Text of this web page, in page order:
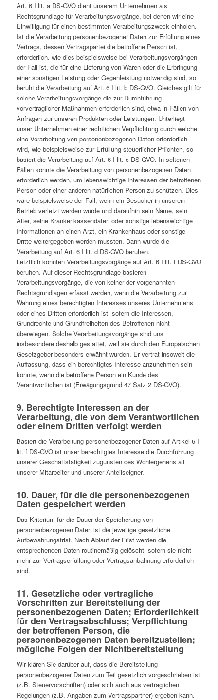
Art. 6 I lit. a DS-GVO dient unserem Unternehmen als
Rechtsgrundlage für Verarbeitungsvorgänge, bei denen wir eine
Einwilligung für einen bestimmten Verarbeitungszweck einholen.
Ist die Verarbeitung personenbezogener Daten zur Erfüllung eines
Vertrags, dessen Vertragspartei die betroffene Person ist,
erforderlich, wie dies beispielsweise bei Verarbeitungsvorgängen
der Fall ist, die für eine Lieferung von Waren oder die Erbringung
einer sonstigen Leistung oder Gegenleistung notwendig sind, so
beruht die Verarbeitung auf Art. 6 I lit. b DS-GVO. Gleiches gilt für
solche Verarbeitungsvorgänge die zur Durchführung
vorvertraglicher Maßnahmen erforderlich sind, etwa in Fällen von
Anfragen zur unseren Produkten oder Leistungen. Unterliegt
unser Unternehmen einer rechtlichen Verpflichtung durch welche
eine Verarbeitung von personenbezogenen Daten erforderlich
wird, wie beispielsweise zur Erfüllung steuerlicher Pflichten, so
basiert die Verarbeitung auf Art. 6 I lit. c DS-GVO. In seltenen
Fällen könnte die Verarbeitung von personenbezogenen Daten
erforderlich werden, um lebenswichtige Interessen der betroffenen
Person oder einer anderen natürlichen Person zu schützen. Dies
wäre beispielsweise der Fall, wenn ein Besucher in unserem
Betrieb verletzt werden würde und daraufhin sein Name, sein
Alter, seine Krankenkassendaten oder sonstige lebenswichtige
Informationen an einen Arzt, ein Krankenhaus oder sonstige
Dritte weitergegeben werden müssten. Dann würde die
Verarbeitung auf Art. 6 I lit. d DS-GVO beruhen.
Letztlich könnten Verarbeitungsvorgänge auf Art. 6 I lit. f DS-GVO
beruhen. Auf dieser Rechtsgrundlage basieren
Verarbeitungsvorgänge, die von keiner der vorgenannten
Rechtsgrundlagen erfasst werden, wenn die Verarbeitung zur
Wahrung eines berechtigten Interesses unseres Unternehmens
oder eines Dritten erforderlich ist, sofern die Interessen,
Grundrechte und Grundfreiheiten des Betroffenen nicht
überwiegen. Solche Verarbeitungsvorgänge sind uns
insbesondere deshalb gestattet, weil sie durch den Europäischen
Gesetzgeber besonders erwähnt wurden. Er vertrat insoweit die
Auffassung, dass ein berechtigtes Interesse anzunehmen sein
könnte, wenn die betroffene Person ein Kunde des
Verantwortlichen ist (Erwägungsgrund 47 Satz 2 DS-GVO).
9. Berechtigte Interessen an der
Verarbeitung, die von dem Verantwortlichen
oder einem Dritten verfolgt werden
Basiert die Verarbeitung personenbezogener Daten auf Artikel 6 I
lit. f DS-GVO ist unser berechtigtes Interesse die Durchführung
unserer Geschäftstätigkeit zugunsten des Wohlergehens all
unserer Mitarbeiter und unserer Anteilseigner.
10. Dauer, für die die personenbezogenen
Daten gespeichert werden
Das Kriterium für die Dauer der Speicherung von
personenbezogenen Daten ist die jeweilige gesetzliche
Aufbewahrungsfrist. Nach Ablauf der Frist werden die
entsprechenden Daten routinemäßig gelöscht, sofern sie nicht
mehr zur Vertragserfüllung oder Vertragsanbahnung erforderlich
sind.
11. Gesetzliche oder vertragliche
Vorschriften zur Bereitstellung der
personenbezogenen Daten; Erforderlichkeit
für den Vertragsabschluss; Verpflichtung
der betroffenen Person, die
personenbezogenen Daten bereitzustellen;
mögliche Folgen der Nichtbereitstellung
Wir klären Sie darüber auf, dass die Bereitstellung
personenbezogener Daten zum Teil gesetzlich vorgeschrieben ist
(z.B. Steuervorschriften) oder sich auch aus vertraglichen
Regelungen (z.B. Angaben zum Vertragspartner) ergeben kann.